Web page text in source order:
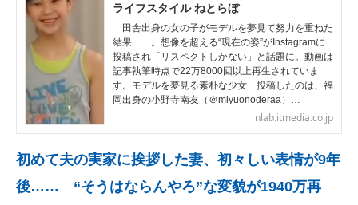
ライフスタイル ねとらぼ
田舎出身の女の子がモデルを夢見て努力を重ねた
結果……。想像を超える“現在の姿”がInstagramに
投稿され「リスペクトしかない」と話題に。動画は
記事執筆時点で22万8000回以上再生されていま
す。モデルを夢見る素朴な少女 投稿したのは、福
岡出身の小野寺南友（＠miyuonoderaa）…
nlab.itmedia.co.jp
初めて夫の実家に挨拶した妻、初々しい表情が9年
後…… “そうはならんやろ”な変貌が1940万再